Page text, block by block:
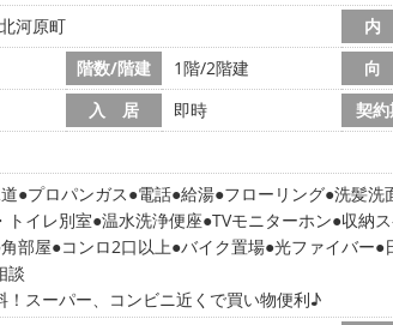
河原町 内
階数/階建 1階/2階建 向
入 居 即時 契
プロパンガス 電話 給湯 フローリング 洗髪洗
トイレ別室 温水洗浄便座 TVモニターホン 収納
角部屋 コンロ2口以上 バイク置場 光ファイバー
談
！スーパー、コンビニ近くで買い物便利♪